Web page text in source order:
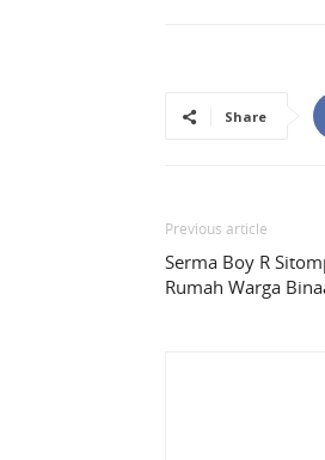
Share
Previous article
Serma Boy R
Rumah Warga